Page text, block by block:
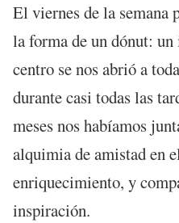
El viernes de la semana
la forma de un dónut:
centro se nos abrió a
durante casi todas las
meses nos habíamos
alquimia de amistad en
enriquecimiento, y
inspiración.